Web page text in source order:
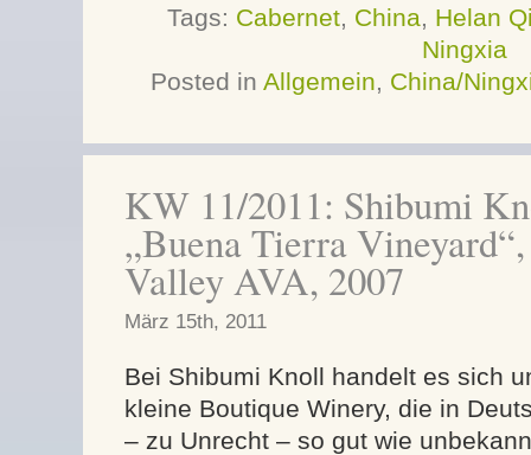
Tags: Cabernet, China, Helan
Ningxia
Posted in Allgemein, China/
KW 11/2011: Shibumi
„Buena Tierra
Valley AVA, 2007
März 15th, 2011
Bei Shibumi Knoll handelt es sich
kleine Boutique Winery, die in
– zu Unrecht – so gut wie